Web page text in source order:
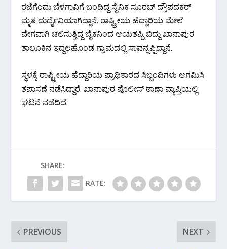
ರಜೆಗೆಂದು ಬೆಳಗಾವಿಗೆ ಬಂದಿದ್ದ ಸೈನಿಕ ಸೂರಬ್ ದ್ರೌಪದಕರ್
ಮೃತ ದುರ್ದೈವಿಯಾಗಿದ್ದಾನೆ. ರಾಷ್ಟ್ರೀಯ ಹೆದ್ದಾರಿಯ ಮೇಲೆ
ವೇಗವಾಗಿ ಚಲಿಸುತ್ತಿದ್ದ ಬೈಕನಿಂದ ಆಯತಪ್ಪಿ ಬಿದ್ದು ಖಾನಾಪುರ
ತಾಲೂಕಿನ ಇದ್ದಲಹೊಂಡ ಗ್ರಾಮದಲ್ಲಿ ಸಾವನ್ನಪ್ಪಿದ್ದಾನೆ.
ಸ್ಥಳಕ್ಕೆ ರಾಷ್ಟ್ರೀಯ ಹೆದ್ದಾರಿಯ ಪ್ರಾಧಿಕಾರದ ಸಿಬ್ಬಂದಿಗಳು ಆಗಮಿಸಿ
ತಪಾಸಣೆ ನಡೆಸಿದ್ದಾರೆ. ಖಾನಾಪುರ ಪೊಲೀಸ್ ಠಾಣಾ ವ್ಯಾಪ್ತಿಯಲ್ಲಿ
ಘಟನೆ ನಡೆದಿದೆ.
SHARE:
RATE:
PREVIOUS NEXT